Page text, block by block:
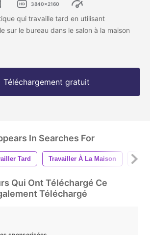
3840x2160
qui travaille tard en utilisant
sur le bureau dans le salon à la maison
Téléchargement gratuit
In Searches For
Tard Travailler À La Maison
Qui Ont Téléchargé Ce
Téléchargé